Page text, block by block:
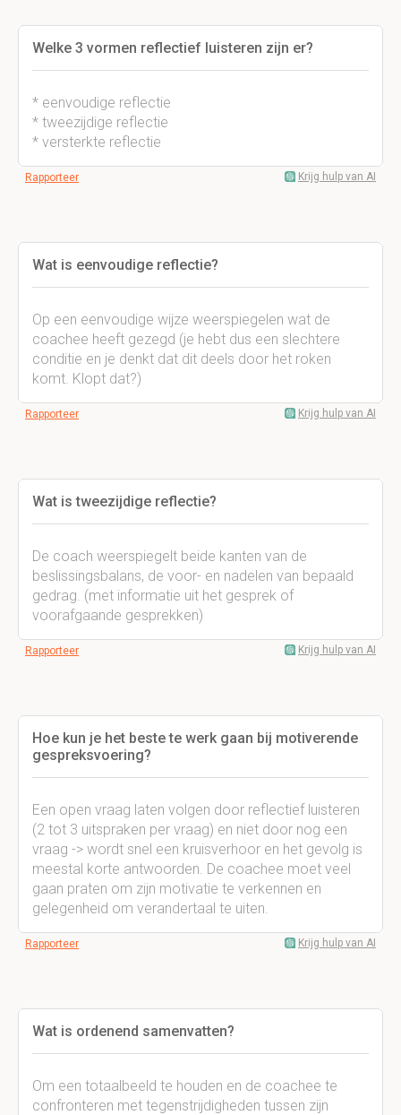
Welke 3 vormen reflectief luisteren zijn er?
* eenvoudige reflectie
* tweezijdige reflectie
* versterkte reflectie
Rapporteer Krijg hulp van AI
Wat is eenvoudige reflectie?
Op een eenvoudige wijze weerspiegelen wat de
coachee heeft gezegd (je hebt dus een slechtere
conditie en je denkt dat dit deels door het roken
komt. Klopt dat?)
Rapporteer Krijg hulp van AI
Wat is tweezijdige reflectie?
De coach weerspiegelt beide kanten van de
beslissingsbalans, de voor- en nadelen van bepaald
gedrag. (met informatie uit het gesprek of
voorafgaande gesprekken)
Rapporteer Krijg hulp van AI
Hoe kun je het beste te werk gaan bij motiverende
gespreksvoering?
Een open vraag laten volgen door reflectief luisteren
(2 tot 3 uitspraken per vraag) en niet door nog een
vraag -> wordt snel een kruisverhoor en het gevolg is
meestal korte antwoorden. De coachee moet veel
gaan praten om zijn motivatie te verkennen en
gelegenheid om verandertaal te uiten.
Rapporteer Krijg hulp van AI
Wat is ordenend samenvatten?
Om een totaalbeeld te houden en de coachee te
confronteren met tegenstrijdigheden tussen zijn